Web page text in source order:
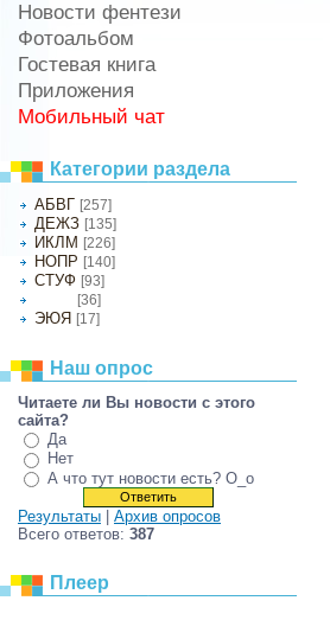
Новости фентези
Фотоальбом
Гостевая книга
Приложения
Мобильный чат
Категории раздела
АБВГ [257]
ДЕЖЗ [135]
ИКЛМ [226]
НОПР [140]
СТУФ [93]
[36]
ЭЮЯ [17]
Наш опрос
Читаете ли Вы новости с этогo
сайта?
Да
Нет
А что тут новости есть? O_o
Результаты
Архив опросов
Всего ответов: 387
Плеер